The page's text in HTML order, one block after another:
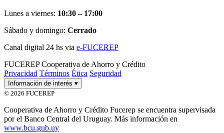
Lunes a viernes: 10:30 – 17:00
Sábado y domingo: Cerrado
Canal digital 24 hs via e-FUCEREP
FUCEREP Cooperativa de Ahorro y Crédito
Privacidad Términos Ética Seguridad
Información de interés ▾
© 2026 FUCEREP
Cooperativa de Ahorro y Crédito Fucerep se encuentra supervisada
por el Banco Central del Uruguay. Más información en
www.bcu.gub.uy